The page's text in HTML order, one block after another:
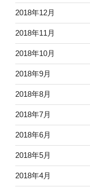
2018年12月
2018年11月
2018年10月
2018年9月
2018年8月
2018年7月
2018年6月
2018年5月
2018年4月